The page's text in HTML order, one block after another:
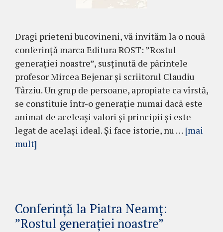
Dragi prieteni bucovineni, vă invităm la o nouă
conferință marca Editura ROST: ”Rostul
generației noastre”, susținută de părintele
profesor Mircea Bejenar și scriitorul Claudiu
Târziu. Un grup de persoane, apropiate ca vîrstă,
se constituie într-o generație numai dacă este
animat de aceleași valori și principii și este
legat de același ideal. Și face istorie, nu … [mai
mult]
Conferință la Piatra Neamț:
”Rostul generației noastre”